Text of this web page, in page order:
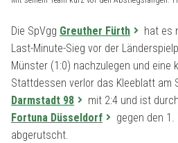
Die SpVgg Greuther Fürth
hat es
Last-Minute-Sieg vor der
Münster (1:0) nachzulegen und eine
Stattdessen verlor das Kleeblatt am
Darmstadt 98
mit 2:4 und ist
Fortuna Düsseldorf
gegen den 1.
abgerutscht.